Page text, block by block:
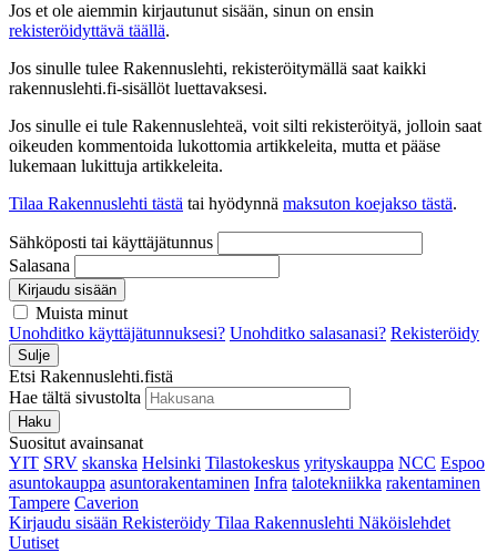
Jos et ole aiemmin kirjautunut sisään, sinun on ensin
rekisteröidyttävä täällä.
Jos sinulle tulee Rakennuslehti, rekisteröitymällä saat kaikki
rakennuslehti.fi-sisällöt luettavaksesi.
Jos sinulle ei tule Rakennuslehteä, voit silti rekisteröityä, jolloin saat
oikeuden kommentoida lukottomia artikkeleita, mutta et pääse
lukemaan lukittuja artikkeleita.
Tilaa Rakennuslehti tästä tai hyödynnä maksuton koejakso tästä.
Sähköposti tai käyttäjätunnus
Salasana
Kirjaudu sisään
Muista minut
Unohditko käyttäjätunnuksesi? Unohditko salasanasi? Rekisteröidy
Sulje
Etsi Rakennuslehti.fistä
Hae tältä sivustolta
Haku
Suositut avainsanat
YIT SRV skanska Helsinki Tilastokeskus yrityskauppa NCC Espoo
asuntokauppa asuntorakentaminen Infra talotekniikka rakentaminen
Tampere Caverion
Kirjaudu sisään Rekisteröidy Tilaa Rakennuslehti Näköislehdet
Uutiset